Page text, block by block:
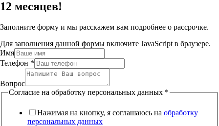
12 месяцев!
Заполните форму и мы расскажем вам подробнее о рассрочке.
Для заполнения данной формы включите JavaScript в браузере.
Имя
Телефон *
Вопрос
Согласие на обработку персональных данных *
Нажимая на кнопку, я соглашаюсь на обработку
персональных данных